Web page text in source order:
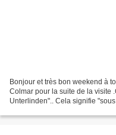
Bonjour et très bon weekend à
Colmar pour la suite de la visite
Unterlinden".. Cela signifie